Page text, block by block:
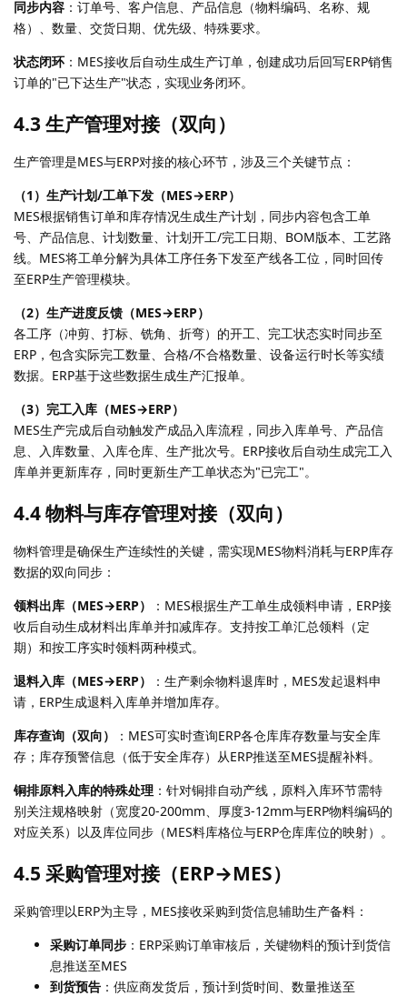
同步内容 ：订单号、客户信息、产品信息（物料编码、名称、规
格）、数量、交货日期、优先级、特殊要求。
状态闭环：MES接收后自动生成生产订单，创建成功后回写ERP销售
订单的"已下达生产"状态，实现业务闭环。
4.3 生产管理对接（双向）
生产管理是MES与ERP对接的核心环节，涉及三个关键节点：
（1）生产计划/工单下发（MES→ERP）
MES根据销售订单和库存情况生成生产计划，同步内容包含工单
号、产品信息、计划数量、计划开工/完工日期、BOM版本、工艺路
线。MES将工单分解为具体工序任务下发至产线各工位，同时回传
至ERP生产管理模块。
（2）生产进度反馈（MES→ERP）
各工序（冲剪、打标、铣角、折弯）的开工、完工状态实时同步至
ERP，包含实际完工数量、合格/不合格数量、设备运行时长等实绩
数据。ERP基于这些数据生成生产汇报单。
（3）完工入库（MES→ERP）
MES生产完成后自动触发产成品入库流程，同步入库单号、产品信
息、入库数量、入库仓库、生产批次号。ERP接收后自动生成完工入
库单并更新库存，同时更新生产工单状态为"已完工"。
4.4 物料与库存管理对接（双向）
物料管理是确保生产连续性的关键，需实现MES物料消耗与ERP库存
数据的双向同步：
领料出库（MES→ERP）
：MES根据生产工单生成领料申请，ERP接
收后自动生成材料出库单并扣减库存。支持按工单汇总领料（定
期）和按工序实时领料两种模式。
退料入库（MES→ERP）
：生产剩余物料退库时，MES发起退料申
请，ERP生成退料入库单并增加库存。
库存查询（双向）
：MES可实时查询ERP各仓库库存数量与安全库
存；库存预警信息（低于安全库存）从ERP推送至MES提醒补料。
铜排原料入库的特殊处理 ：针对铜排自动产线，原料入库环节需特
别关注规格映射（宽度20-200mm、厚度3-12mm与ERP物料编码的
对应关系）以及库位同步（MES料库格位与ERP仓库库位的映射）。
4.5 采购管理对接（ERP→MES）
采购管理以ERP为主导，MES接收采购到货信息辅助生产备料：
采购订单同步 ：ERP采购订单审核后，关键物料的预计到货信
息推送至MES
到货预告 ：供应商发货后，预计到货时间、数量推送至